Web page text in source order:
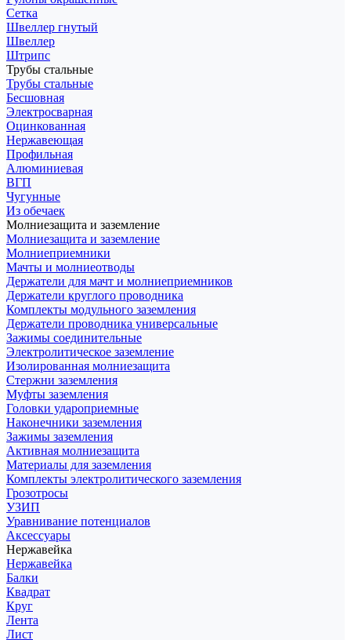
Сетка
Швеллер гнутый
Швеллер
Штрипс
Трубы стальные
Трубы стальные
Бесшовная
Электросварная
Оцинкованная
Нержавеющая
Профильная
Алюминиевая
ВГП
Чугунные
Из обечаек
Молниезащита и заземление
Молниезащита и заземление
Молниеприемники
Мачты и молниеотводы
Держатели для мачт и молниеприемников
Держатели круглого проводника
Комплекты модульного заземления
Держатели проводника универсальные
Зажимы соединительные
Электролитическое заземление
Изолированная молниезащита
Стержни заземления
Муфты заземления
Головки удароприемные
Наконечники заземления
Зажимы заземления
Активная молниезащита
Материалы для заземления
Комплекты электролитического заземления
Грозотросы
УЗИП
Уравнивание потенциалов
Аксессуары
Нержавейка
Нержавейка
Балки
Квадрат
Круг
Лента
Лист